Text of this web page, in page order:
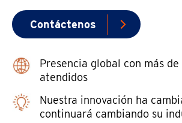
Contáctenos
Presencia global con más de
atendidos
Nuestra innovación ha
continuará cambiando su